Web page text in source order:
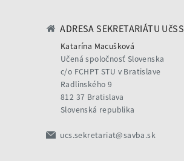
ADRESA SEKRETARIÁTU UčSS
Katarína Macušková
Učená spoločnosť Slovenska
c/o FCHPT STU v Bratislave
Radlinského 9
812 37 Bratislava
Slovenská republika
ucs.sekretariat@savba.sk